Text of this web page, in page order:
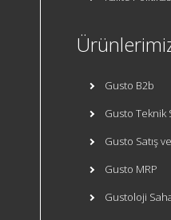
Gusto B2b
Gusto Teknik
Gusto Satış
Gusto MRP
Gustoloji